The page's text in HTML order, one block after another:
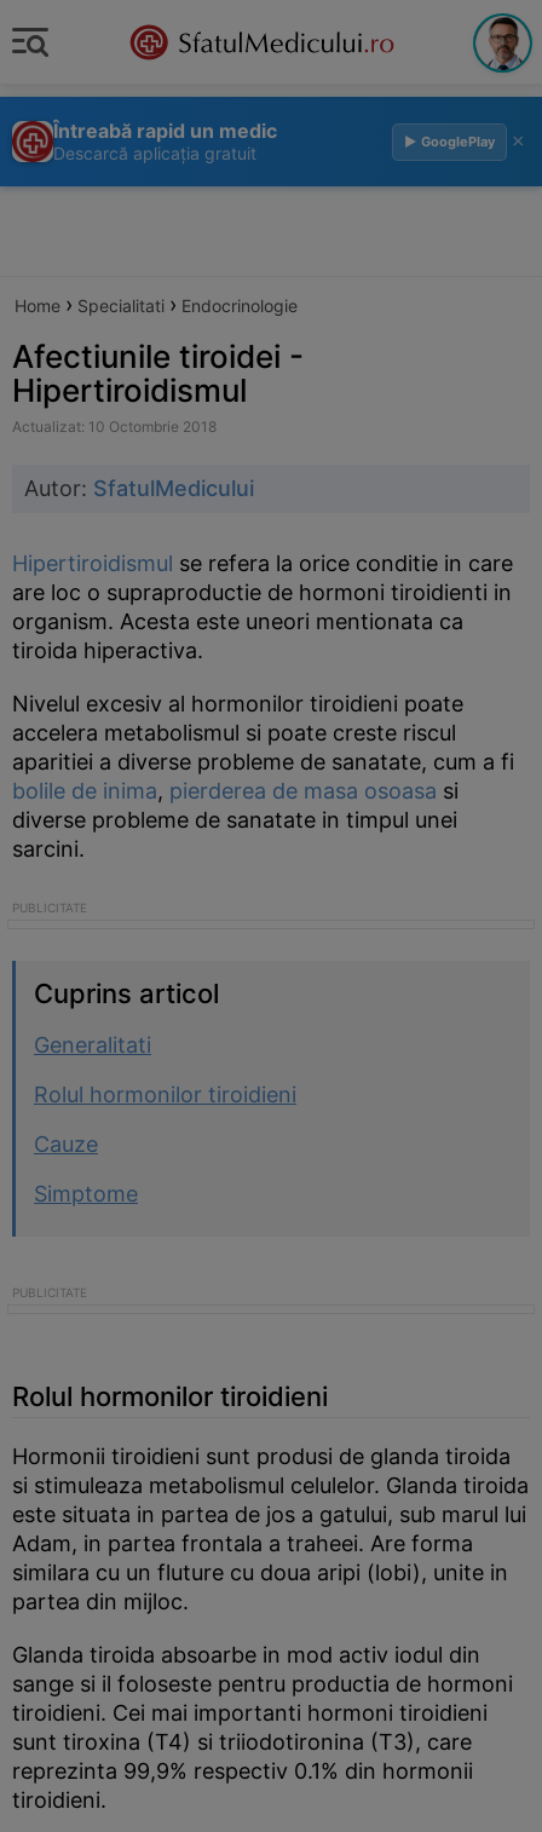
Întreabă rapid un medic
Descarcă aplicația gratuit
▶ GooglePlay ×
Home › Specialitati › Endocrinologie
Afectiunile tiroidei -
Hipertiroidismul
Actualizat: 10 Octombrie 2018
Autor: SfatulMedicului
Hipertiroidismul se refera la orice conditie in care
are loc o supraproductie de hormoni tiroidienti in
organism. Acesta este uneori mentionata ca
tiroida hiperactiva.
Nivelul excesiv al hormonilor tiroidieni poate
accelera metabolismul si poate creste riscul
aparitiei a diverse probleme de sanatate, cum a fi
bolile de inima, pierderea de masa osoasa si
diverse probleme de sanatate in timpul unei
sarcini.
Cuprins articol
Generalitati
Rolul hormonilor tiroidieni
Cauze
Simptome
Rolul hormonilor tiroidieni
Hormonii tiroidieni sunt produsi de glanda tiroida
si stimuleaza metabolismul celulelor. Glanda tiroida
este situata in partea de jos a gatului, sub marul lui
Adam, in partea frontala a traheei. Are forma
similara cu un fluture cu doua aripi (lobi), unite in
partea din mijloc.
Glanda tiroida absoarbe in mod activ iodul din
sange si il foloseste pentru productia de hormoni
tiroidieni. Cei mai importanti hormoni tiroidieni
sunt tiroxina (T4) si triiodotironina (T3), care
reprezinta 99,9% respectiv 0.1% din hormonii
tiroidieni.